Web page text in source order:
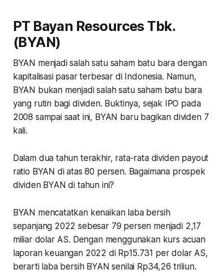
PT Bayan Resources Tbk.
(BYAN)
BYAN menjadi salah satu saham batu bara dengan
kapitalisasi pasar terbesar di Indonesia. Namun,
BYAN bukan menjadi salah satu saham batu bara
yang rutin bagi dividen. Buktinya, sejak IPO pada
2008 sampai saat ini, BYAN baru bagikan dividen 7
kali.
Dalam dua tahun terakhir, rata-rata dividen payout
ratio BYAN di atas 80 persen. Bagaimana prospek
dividen BYAN di tahun ini?
BYAN mencatatkan kenaikan laba bersih
sepanjang 2022 sebesar 79 persen menjadi 2,17
miliar dolar AS. Dengan menggunakan kurs acuan
laporan keuangan 2022 di Rp15.731 per dolar AS,
berarti laba bersih BYAN senilai Rp34,26 triliun.